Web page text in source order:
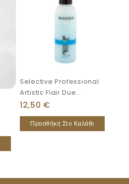
Selective Professional
Artistic Flair Due
Phasette 150ml
12,50 €
Προσθήκη Στο Καλάθι